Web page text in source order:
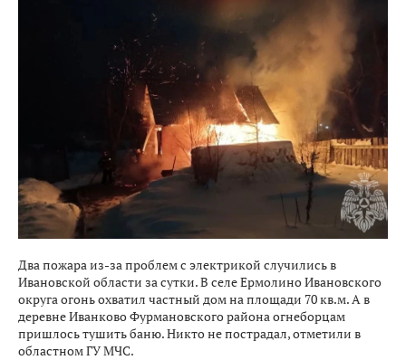
Два пожара из-за проблем с электрикой случились в
Ивановской области за сутки. В селе Ермолино Ивановского
округа огонь охватил частный дом на площади 70 кв.м. А в
деревне Иванково Фурмановского района огнеборцам
пришлось тушить баню. Никто не пострадал, отметили в
областном ГУ МЧС.